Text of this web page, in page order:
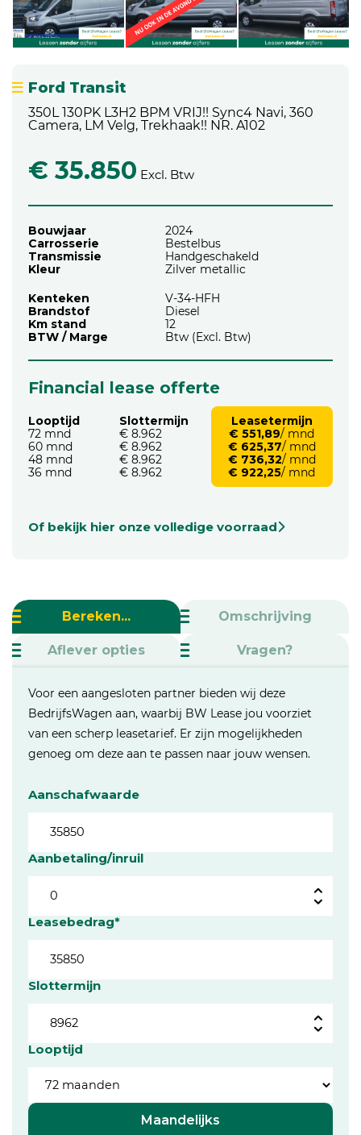
Ford Transit
350L 130PK L3H2 BPM VRIJ!! Sync4 Navi, 360
Camera, LM Velg, Trekhaak!! NR. A102
€ 35.850 Excl. Btw
Bouwjaar
2024
Carrosserie
Bestelbus
Transmissie
Handgeschakeld
Kleur
Zilver metallic
Kenteken
V-34-HFH
Brandstof
Diesel
Km stand
12
BTW / Marge
Btw (Excl. Btw)
Financial lease offerte
Looptijd
72 mnd
60 mnd
48 mnd
36 mnd
Slottermijn
€ 8.962
€ 8.962
€ 8.962
€ 8.962
Leasetermijn
€ 551,89/ mnd
€ 625,37/ mnd
€ 736,32/ mnd
€ 922,25/ mnd
Of bekijk hier onze volledige voorraad
Bereken... Omschrijving
Aflever opties Vragen?
Voor een aangesloten partner bieden wij deze
BedrijfsWagen aan, waarbij BW Lease jou voorziet
van een scherp leasetarief. Er zijn mogelijkheden
genoeg om deze aan te passen naar jouw wensen.
Aanschafwaarde
Aanbetaling/inruil
Leasebedrag*
Slottermijn
Looptijd
Maandelijks